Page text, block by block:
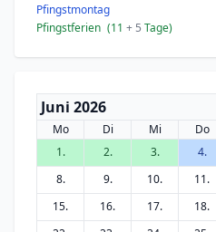
Pfingstmontag
Pfingstferien (11 + 5 Tage)
Juni 2026
Mo Di Mi Do
1.
2. 3. 4.
8.
9. 10. 11.
15.
16. 17. 18.